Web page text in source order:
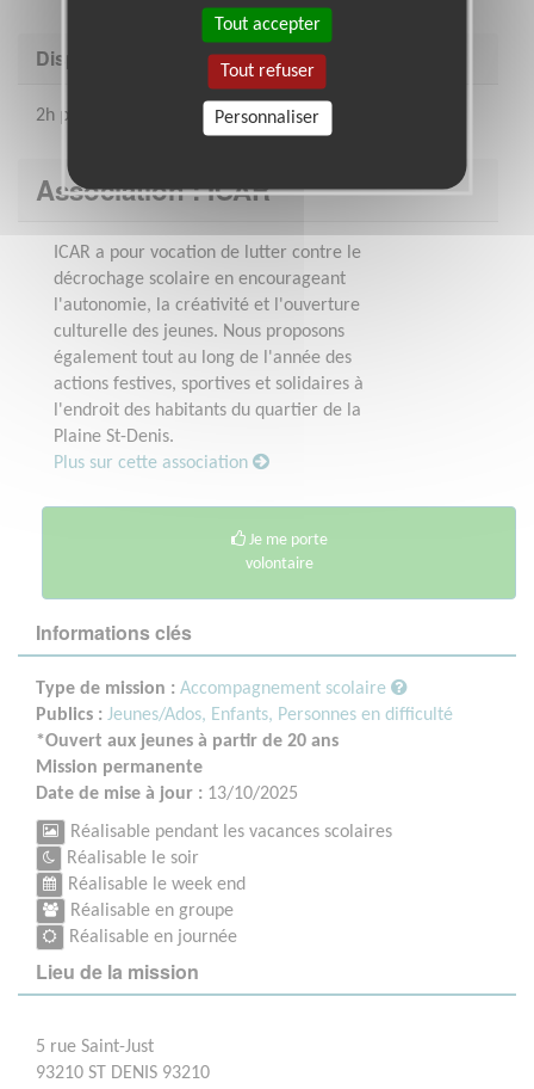
Disponibilité demandée
2h par semaine minimum
Association : ICAR
ICAR a pour vocation de lutter contre le
décrochage scolaire en encourageant
l'autonomie, la créativité et l'ouverture
culturelle des jeunes. Nous proposons
également tout au long de l'année des
actions festives, sportives et solidaires à
l'endroit des habitants du quartier de la
Plaine St-Denis.
Plus sur cette association
Je me porte
volontaire
Informations clés
Type de mission : Accompagnement scolaire
Publics : Jeunes/Ados, Enfants, Personnes en difficulté
*Ouvert aux jeunes à partir de 20 ans
Mission permanente
Date de mise à jour : 13/10/2025
Réalisable pendant les vacances scolaires
Réalisable le soir
Réalisable le week end
Réalisable en groupe
Réalisable en journée
Lieu de la mission
5 rue Saint-Just
93210 ST DENIS 93210
Tout accepter
Tout refuser
Personnaliser